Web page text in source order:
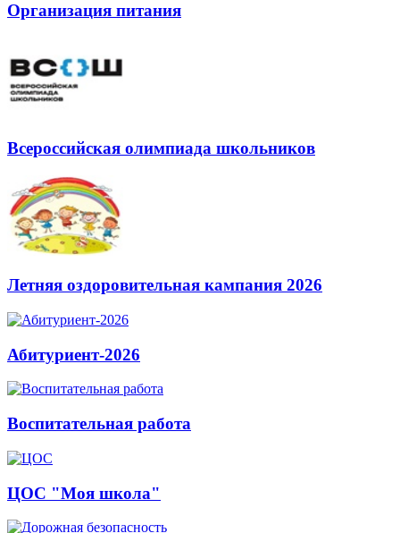
Организация питания
Всероссийская олимпиада школьников
Летняя оздоровительная кампания 2026
Абитуриент-2026
Воспитательная работа
ЦОС "Моя школа"